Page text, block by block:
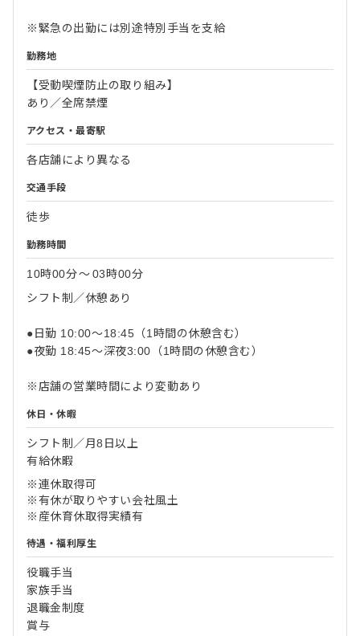
※緊急の出勤には別途特別手当を支給
勤務地
【受動喫煙防止の取り組み】
あり／全席禁煙
アクセス・最寄駅
各店舗により異なる
交通手段
徒歩
勤務時間
10時00分〜03時00分
シフト制／休憩あり
●日勤 10:00～18:45（1時間の休憩含む）
●夜勤 18:45～深夜3:00（1時間の休憩含む）
※店舗の営業時間により変動あり
休日・休暇
シフト制／月8日以上
有給休暇
※連休取得可
※有休が取りやすい会社風土
※産休育休取得実績有
待遇・福利厚生
役職手当
家族手当
退職金制度
賞与